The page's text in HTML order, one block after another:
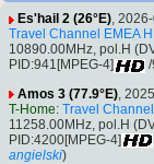
Es'hail 2 (26°E),
Travel Channel EMEA
10890.00MHz, pol.H
PID:941[MPEG-4]
Amos 3 (77.9°E) ,
T-Home: Travel
11258.00MHz, pol.H
PID:4200[MPEG-4]
angielski)